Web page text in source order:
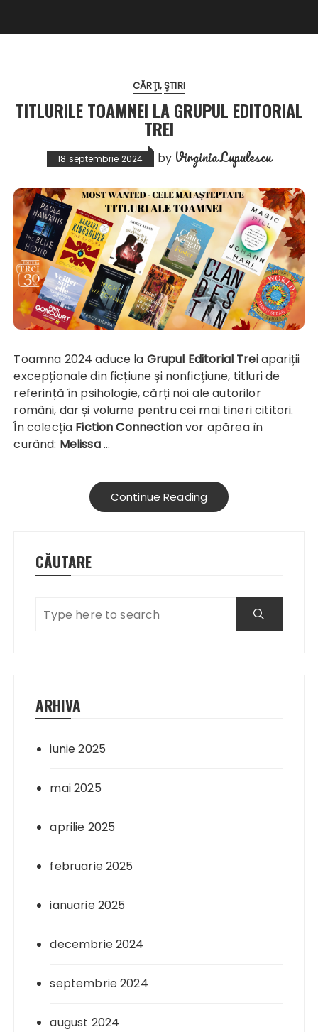
CĂRŢI ŞTIRI
TITLURILE TOAMNEI LA GRUPUL EDITORIAL
TREI
18 septembrie 2024 by Virginia Lupulescu
Toamna 2024 aduce la Grupul Editorial Treiapariții
excepționale din ficțiune și nonficțiune, titluri de
referință în psihologie, cărți noi ale autorilor
români, dar și volume pentru cei mai tineri cititori.
În colecția Fiction Connectionvor apărea în
curând: Melissa…
Continue Reading
CĂUTARE
ARHIVA
iunie 2025
mai 2025
aprilie 2025
februarie 2025
ianuarie 2025
decembrie 2024
septembrie 2024
august 2024